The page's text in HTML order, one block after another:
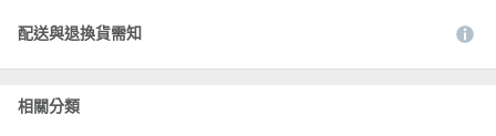
配送與退換貨需知
相關分類